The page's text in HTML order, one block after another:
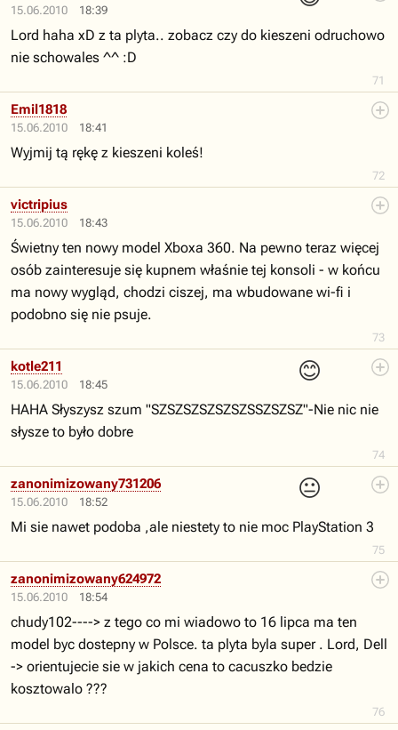
15.06.2010 18:39
71
Lord haha xD z ta plyta.. zobacz czy do kieszeni odruchowo
nie schowales ^^ :D
15.06.2010 18:41
72
Emil1818
Wyjmij tą rękę z kieszeni koleś!
15.06.2010 18:43
73
victripius
Świetny ten nowy model Xboxa 360. Na pewno teraz więcej
osób zainteresuje się kupnem właśnie tej konsoli - w końcu
ma nowy wygląd, chodzi ciszej, ma wbudowane wi-fi i
podobno się nie psuje.
15.06.2010 18:45
😊
74
kotle211
HAHA Słyszysz szum "SZSZSZSZSZSZSSZSZSZ"-Nie nic nie
słysze to było dobre
15.06.2010 18:52
😐
75
zanonimizowany731206
Mi sie nawet podoba ,ale niestety to nie moc PlayStation 3
15.06.2010 18:54
76
zanonimizowany624972
chudy102----> z tego co mi wiadowo to 16 lipca ma ten
model byc dostepny w Polsce. ta plyta byla super . Lord, Dell
-> orientujecie sie w jakich cena to cacuszko bedzie
kosztowalo ???